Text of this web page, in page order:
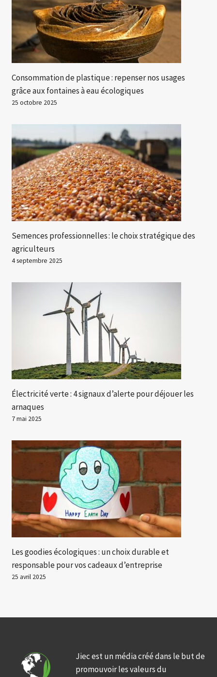
Consommation de plastique : repenser nos usages
grâce aux fontaines à eau écologiques
25 octobre 2025
Semences professionnelles : le choix stratégique des
agriculteurs
4 septembre 2025
Électricité verte : 4 signaux d’alerte pour déjouer les
arnaques
7 mai 2025
Les goodies écologiques : un choix durable et
responsable pour vos cadeaux d’entreprise
25 avril 2025
Jiec est un média créé dans le but de
promouvoir les valeurs du